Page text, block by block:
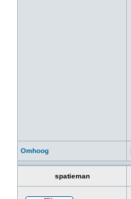
Omhoog
spatieman